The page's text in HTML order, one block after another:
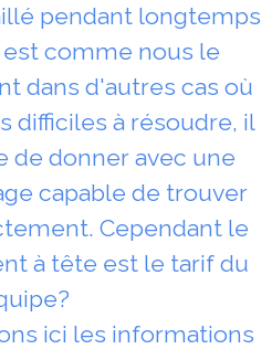
pendant longtemps
comme nous le
dans d'autres cas où
difficiles à résoudre, il
de donner avec une
capable de trouver
Cependant le
à tête est le tarif du
ici les informations